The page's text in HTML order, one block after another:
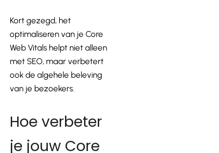
Kort gezegd, het
optimaliseren van je Core
Web Vitals helpt niet alleen
met SEO, maar verbetert
ook de algehele beleving
van je bezoekers.
Hoe verbeter
je jouw Core